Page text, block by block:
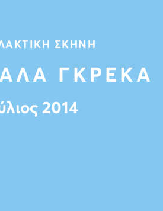
ΣΚΗΝΗ
ΓΚΡΕΚΑ
2014